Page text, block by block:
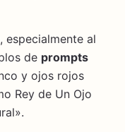
especialmente al
de prompts
y ojos rojos
Rey de Un Ojo